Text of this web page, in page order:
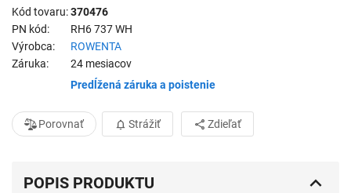
Kód tovaru 370476
PN kód
RH6 737 WH
Výrobca
ROWENTA
Záruka
24 mesiacov
Predĺžená záruka a poistenie
Porovnať Strážiť Zdieľať
POPIS PRODUKTU